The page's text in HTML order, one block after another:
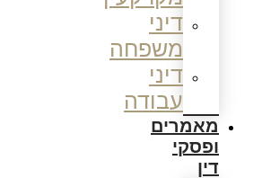
דיני
משפחה
דיני
עבודה
מאמרים
ופסקי
דין